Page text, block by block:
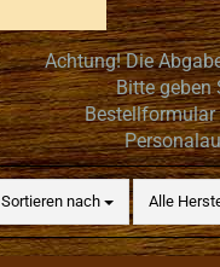
Achtung! Die
Bitte geben
Bestellformular
Sortieren nach
Sortieren nach Alle